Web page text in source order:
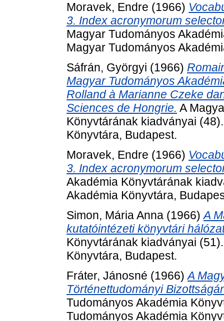
Moravek, Endre (1966)
3. Index acronymorum
Magyar Tudományos
Magyar Tudományos
Sáfrán, Györgyi (1966)
Magyar Tudományos
Rolland à Marianne Czeke
Sciences de Hongrie. A
Könyvtárának kiadványai
Könyvtára, Budapest.
Moravek, Endre (1966)
3. Index acronymorum
Akadémia Könyvtárának
Akadémia Könyvtára,
Simon, Mária Anna (1966)A
kutatóintézeti könyvtári
Könyvtárának kiadványai
Könyvtára, Budapest.
Fráter, Jánosné (1966)A
Történettudományi
Tudományos Akadémia
Tudományos Akadémia